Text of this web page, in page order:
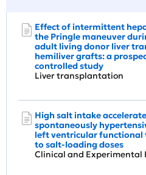
Effect of intermittent
the Pringle maneuver
adult living donor liver
hemiliver grafts: a
controlled study
Liver transplantation
High salt intake
spontaneously
left ventricular
to salt-loading doses
Clinical and